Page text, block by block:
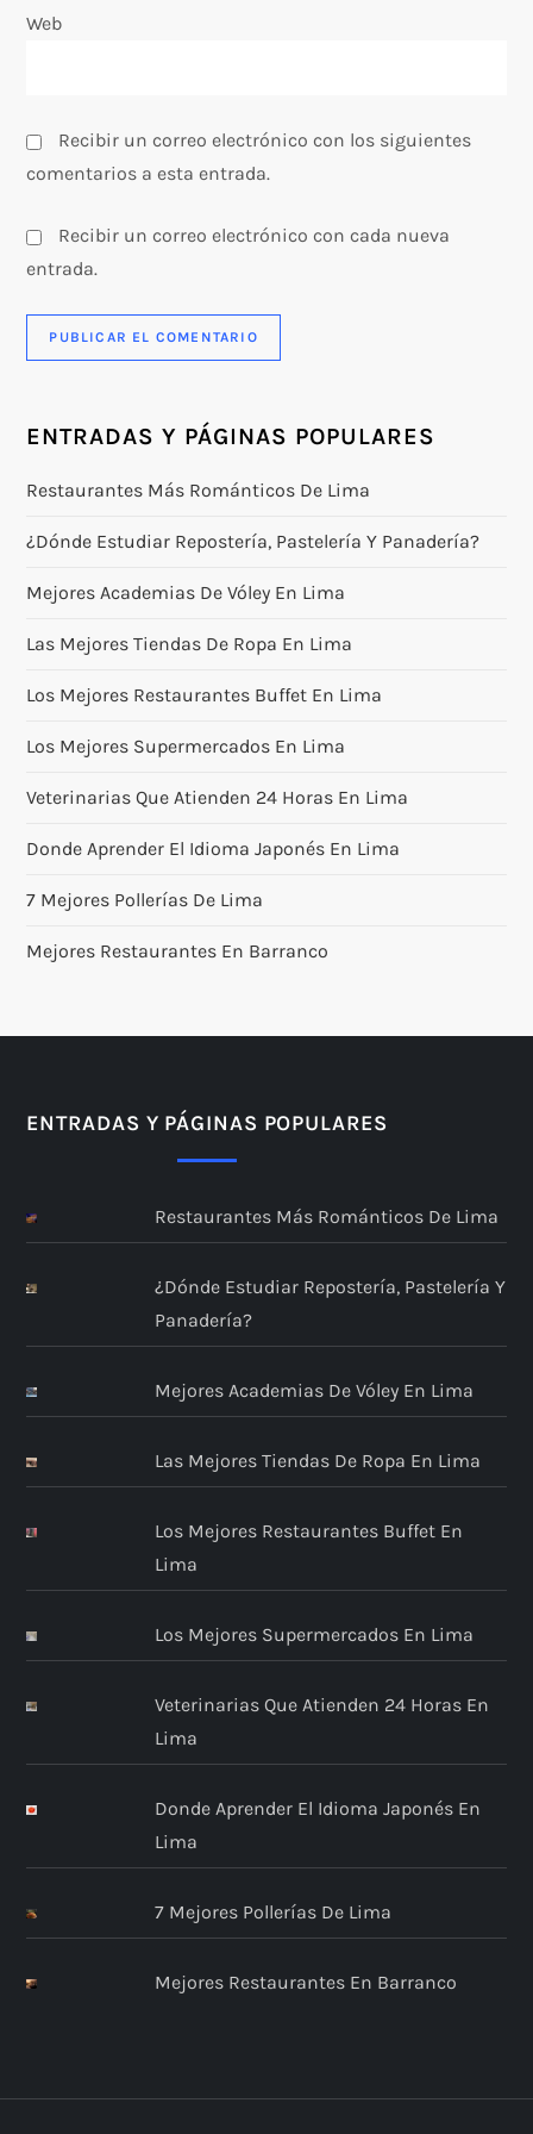
d
s
Web
Recibir un correo electrónico con los siguientes
comentarios a esta entrada.
Recibir un correo electrónico con cada nueva
entrada.
ENTRADAS Y PÁGINAS POPULARES
Restaurantes Más Románticos De Lima
¿Dónde Estudiar Repostería, Pastelería Y Panadería?
Mejores Academias De Vóley En Lima
Las Mejores Tiendas De Ropa En Lima
Los Mejores Restaurantes Buffet En Lima
Los Mejores Supermercados En Lima
Veterinarias Que Atienden 24 Horas En Lima
Donde Aprender El Idioma Japonés En Lima
7 Mejores Pollerías De Lima
Mejores Restaurantes En Barranco
ENTRADAS Y PÁGINAS POPULARES
Restaurantes Más Románticos De Lima
¿Dónde Estudiar Repostería, Pastelería Y
Panadería?
Mejores Academias De Vóley En Lima
Las Mejores Tiendas De Ropa En Lima
Los Mejores Restaurantes Buffet En
Lima
Los Mejores Supermercados En Lima
Veterinarias Que Atienden 24 Horas En
Lima
Donde Aprender El Idioma Japonés En
Lima
7 Mejores Pollerías De Lima
Mejores Restaurantes En Barranco